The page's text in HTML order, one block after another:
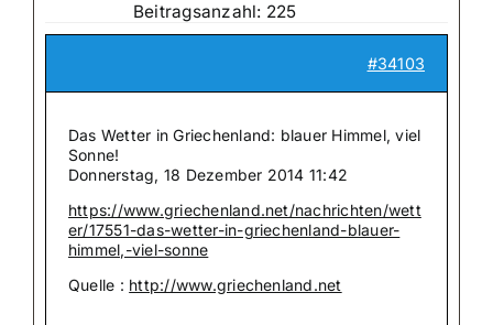
Beitragsanzahl: 225
#34103
Das Wetter in Griechenland: blauer Himmel, viel
Sonne!
Donnerstag, 18 Dezember 2014 11:42
https://www.griechenland.net/nachrichten/wett
er/17551-das-wetter-in-griechenland-blauer-
himmel,-viel-sonne
Quelle : http://www.griechenland.net